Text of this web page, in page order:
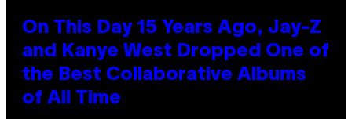
On This Day 15 Years Ago, Jay-Z
and Kanye West Dropped One of
the Best Collaborative Albums
of All Time